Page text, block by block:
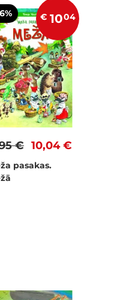
€ 1004
10,04 €
€
pasakas.